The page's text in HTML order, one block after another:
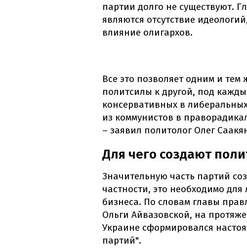
партии долго не существуют.
являются отсутствие
влияние олигархов.
Все это позволяет одним и
политсилы к другой, под
консервативных в
из коммунистов в
– заявил политолог Олег
Для чего создают
Значительную часть партий
частности, это необходимо
бизнеса. По словам главы
Ольги Айвазовской, на
Украине сформировался
партий".